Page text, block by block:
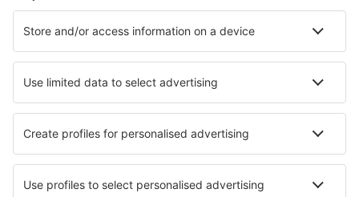
Hotels in Marbella Hotels in Barcelona Hotels in Denia
Hotels in Santa Pola Hotels in Manacor
Die besten Hotels - Städte
Hotels in Gainesville Hotels in Peachtree City